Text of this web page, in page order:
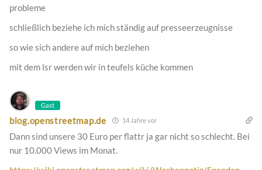
probleme
schließlich beziehe ich mich ständig auf presseerzeugnisse
so wie sich andere auf mich beziehen
mit dem lsr werden wir in teufels küche kommen
Gast
blog.openstreetmap.de 14 Jahre vor
Dann sind unsere 30 Euro per flattr ja gar nicht so schlecht. Bei
nur 10.000 Views im Monat.